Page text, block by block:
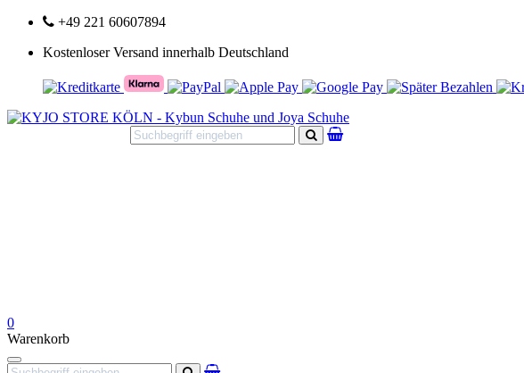
+49 221 60607894
Kostenloser Versand innerhalb Deutschland
Suchen
0
Warenkorb
Navigation